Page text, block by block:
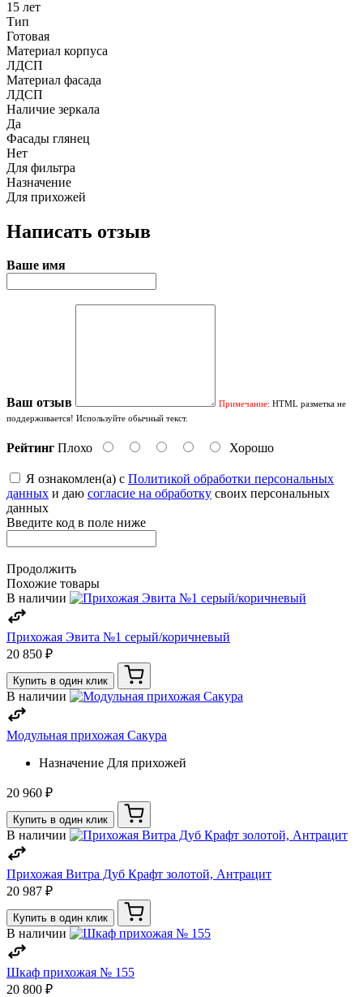
15 лет
Тип
Готовая
Материал корпуса
ЛДСП
Материал фасада
ЛДСП
Наличие зеркала
Да
Фасады глянец
Нет
Для фильтра
Назначение
Для прихожей
Написать отзыв
Ваше имя
Ваш отзыв Примечание: HTML разметка не
поддерживается! Используйте обычный текст.
Рейтинг Плохо Хорошо
Я ознакомлен(а) с Политикой обработки персональных
данных и даю согласие на обработку своих персональных
данных
Введите код в поле ниже
Продолжить
Похожие товары
В наличии
Прихожая Эвита №1 серый/коричневый
20 850 ₽
Купить в один клик
В наличии
Модульная прихожая Сакура
Назначение Для прихожей
20 960 ₽
Купить в один клик
В наличии
Прихожая Витра Дуб Крафт золотой, Антрацит
20 987 ₽
Купить в один клик
В наличии
Шкаф прихожая № 155
20 800 ₽